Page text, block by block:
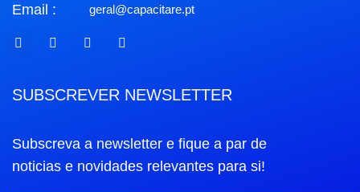
Email : geral@capacitare.pt
SUBSCREVER NEWSLETTER
Subscreva a newsletter e fique a par de
noticias e novidades relevantes para si!